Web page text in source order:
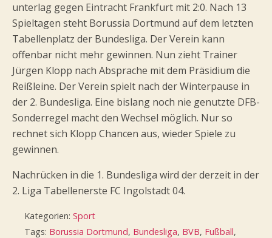
unterlag gegen Eintracht Frankfurt mit 2:0. Nach 13
Spieltagen steht Borussia Dortmund auf dem letzten
Tabellenplatz der Bundesliga. Der Verein kann
offenbar nicht mehr gewinnen. Nun zieht Trainer
Jürgen Klopp nach Absprache mit dem Präsidium die
Reißleine. Der Verein spielt nach der Winterpause in
der 2. Bundesliga. Eine bislang noch nie genutzte DFB-
Sonderregel macht den Wechsel möglich. Nur so
rechnet sich Klopp Chancen aus, wieder Spiele zu
gewinnen.
Nachrücken in die 1. Bundesliga wird der derzeit in der
2. Liga Tabellenerste FC Ingolstadt 04.
Kategorien: Sport
Tags: Borussia Dortmund, Bundesliga, BVB, Fußball,